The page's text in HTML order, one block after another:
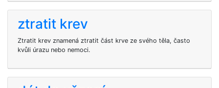
ztratit krev
Ztratit krev znamená ztratit část krve ze svého těla, často
kvůli úrazu nebo nemoci.